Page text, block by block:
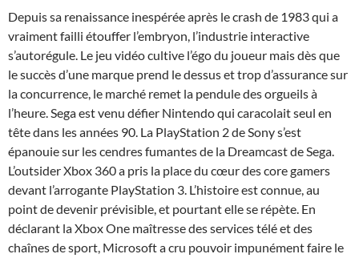
Depuis sa renaissance inespérée après le crash de 1983 qui a
vraiment failli étouffer l’embryon, l’industrie interactive
s’autorégule. Le jeu vidéo cultive l’égo du joueur mais dès que
le succès d’une marque prend le dessus et trop d’assurance sur
la concurrence, le marché remet la pendule des orgueils à
l’heure. Sega est venu défier Nintendo qui caracolait seul en
tête dans les années 90. La PlayStation 2 de Sony s’est
épanouie sur les cendres fumantes de la Dreamcast de Sega.
L’outsider Xbox 360 a pris la place du cœur des core gamers
devant l’arrogante PlayStation 3. L’histoire est connue, au
point de devenir prévisible, et pourtant elle se répète. En
déclarant la Xbox One maîtresse des services télé et des
chaînes de sport, Microsoft a cru pouvoir impunément faire le